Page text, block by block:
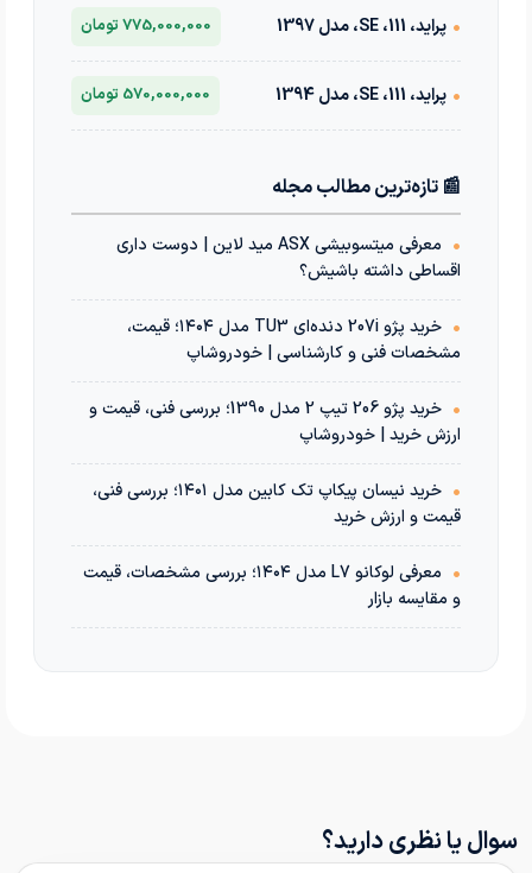
• پراید، 111، SE، مدل 1397 775,000,000 تومان
• پراید، 111، SE، مدل 1394 570,000,000 تومان
📰 تازه‌ترین مطالب مجله
•
معرفی میتسوبیشی ASX مید لاین | دوست داری
اقساطی داشته باشیش؟
•
خرید پژو 207i دنده‌ای TU3 مدل ۱۴۰۴؛ قیمت،
مشخصات فنی و کارشناسی | خودروشاپ
•
خرید پژو 206 تیپ 2 مدل 1390؛ بررسی فنی، قیمت و
ارزش خرید | خودروشاپ
•
خرید نیسان پیکاپ تک کابین مدل ۱۴۰۱؛ بررسی فنی،
قیمت و ارزش خرید
•
معرفی لوکانو L7 مدل ۱۴۰۴؛ بررسی مشخصات، قیمت
و مقایسه بازار
سوال یا نظری دارید؟